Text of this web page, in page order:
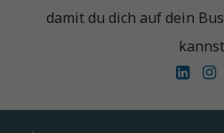
damit du dich auf dein